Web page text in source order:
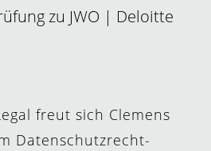
zu JWO | Deloitte
freut sich Clemens
Datenschutzrecht-